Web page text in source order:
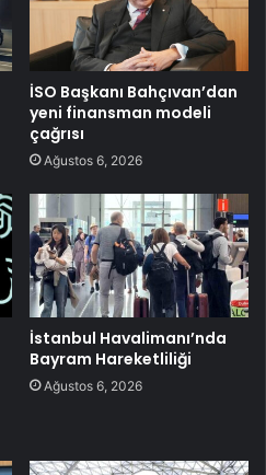
İSO Başkanı Bahçıvan’dan
yeni finansman modeli
çağrısı
Ağustos 6, 2026
İstanbul Havalimanı’nda
Bayram Hareketliliği
Ağustos 6, 2026